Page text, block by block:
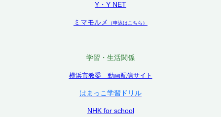
Y・Y NET
ミマモルメ （申込はこちら）
学習・生活関係
横浜市教委 動画配信サイト
はまっこ学習ドリル
NHK for school